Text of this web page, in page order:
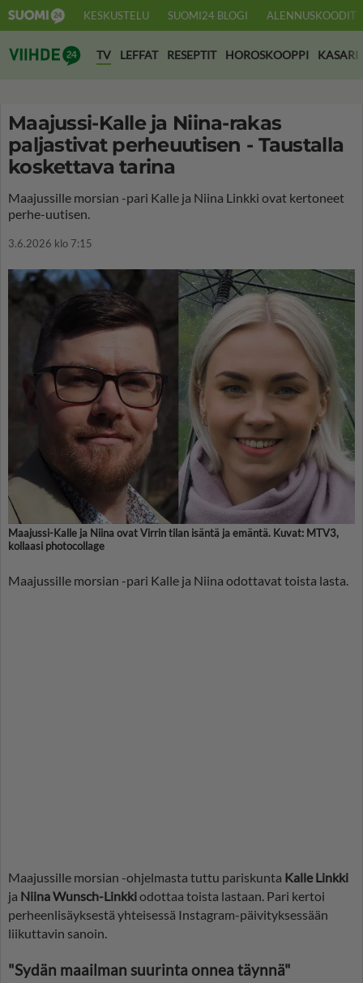
KESKUSTELU SUOMI24 BLOGI ALENNUSKOODIT
Suomi24 Viihde
TV LEFFAT RESEPTIT HOROSKOOPPI KASARI
Maajussi-Kalle ja Niina-rakas
paljastivat perheuutisen - Taustalla
koskettava tarina
Maajussille morsian -pari Kalle ja Niina Linkki ovat kertoneet
perhe-uutisen.
3.6.2026 klo 7:15
Maajussi-Kalle ja Niina ovat Virrin tilan isäntä ja emäntä. Kuvat: MTV3,
kollaasi photocollage
Maajussille morsian -pari Kalle ja Niina odottavat toista lasta.
Maajussille morsian -ohjelmasta tuttu pariskunta Kalle Linkki
ja Niina Wunsch-Linkkiodottaa toista lastaan. Pari kertoi
perheenlisäyksestä yhteisessä Instagram-päivityksessään
liikuttavin sanoin.
"Sydän maailman suurinta onnea täynnä"